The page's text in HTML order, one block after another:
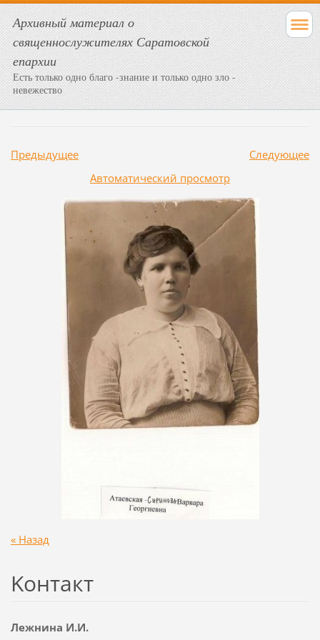
Архивный материал о
священнослужителях Саратовской
епархии
Есть только одно благо -знание и только одно зло -
невежество
Предыдущее
Следующее
Aвтоматический просмотр
« Назад
Koнтакт
Лежнина И.И.